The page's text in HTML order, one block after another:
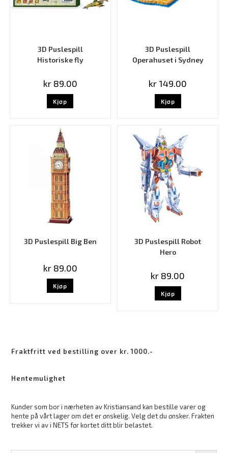
3D Puslespill
Historiske fly
kr89.00
Kjøp
3D Puslespill
Operahuset i Sydney
kr 149.00
Kjøp
3D Puslespill Big Ben
kr89.00
Kjøp
3D Puslespill Robot
Hero
kr 89.00
Kjøp
Fraktfritt ved bestilling over kr. 1000.-
Hentemulighet
Kunder som bor i nærheten av Kristiansand kan bestille varer og
hente på vårt lager om det er ønskelig. Velg det du ønsker. Frakten
trekker vi av i NETS før kortet ditt blir belastet.